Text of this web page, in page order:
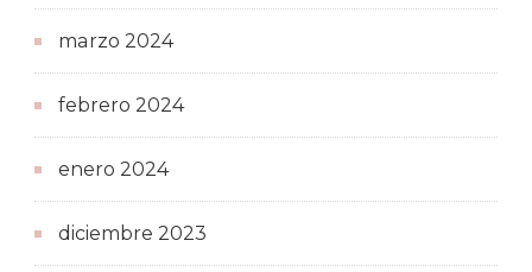
marzo 2024
febrero 2024
enero 2024
diciembre 2023